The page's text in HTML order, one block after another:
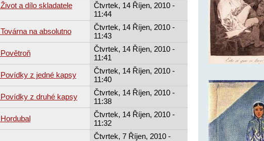
a dílo skladatele
Čtvrtek, 14 Říjen, 2010 -
11:44
na absolutno
Čtvrtek, 14 Říjen, 2010 -
11:43
Čtvrtek, 14 Říjen, 2010 -
11:41
z jedné kapsy
Čtvrtek, 14 Říjen, 2010 -
11:40
z druhé kapsy
Čtvrtek, 14 Říjen, 2010 -
11:38
Čtvrtek, 14 Říjen, 2010 -
11:32
Čtvrtek, 7 Říjen, 2010 -